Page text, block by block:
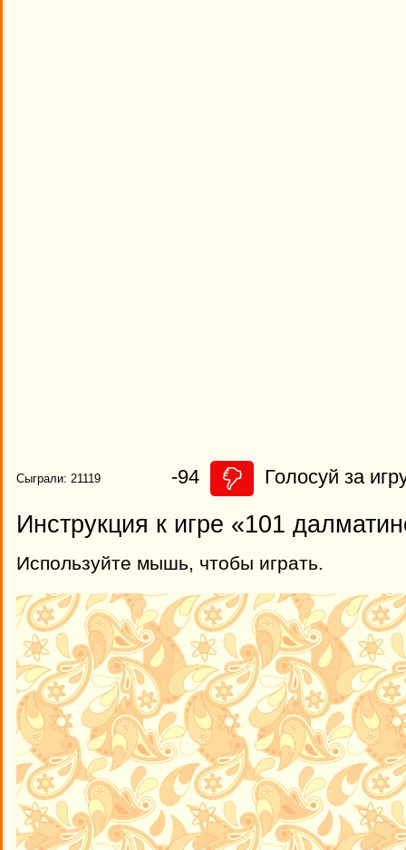
Сыграли: 21119 -94 Голосуй за
Инструкция к игре «101
Используйте мышь, чтобы играть.